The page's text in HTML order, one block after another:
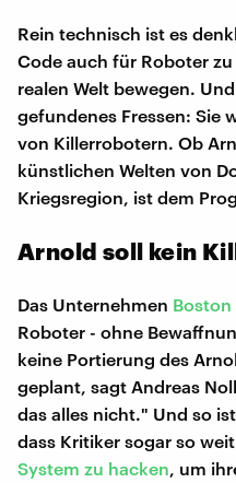
Rein technisch ist es
Code auch für Roboter
realen Welt bewegen.
gefundenes Fressen: Sie
von Killerrobotern. Ob
künstlichen Welten von
Kriegsregion, ist dem
Arnold soll kein
Das Unternehmen Boston
Roboter - ohne
keine Portierung des
geplant, sagt Andreas
das alles nicht." Und so
dass Kritiker sogar so
System zu hacken , um